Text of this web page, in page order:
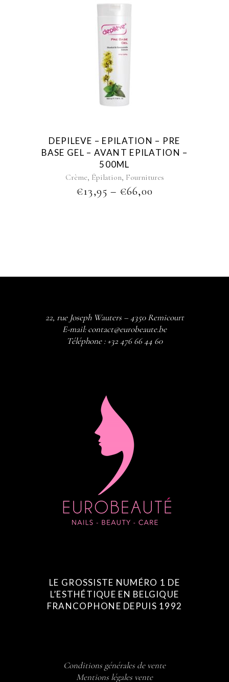
This
product
chosen
on
the
product
page
DEPILEVE – EPILATION – PRE
BASE GEL – AVANT EPILATION –
500ML
Crème, Épilation, Fournitures
€13,95 – €66,00PRICE
22, rue Joseph Wauters – 4350 Remicourt
E-mail:contact@eurobeaute.be
Téléphone :+32 476 66 44 60
LE GROSSISTE NUMÉRO 1 DE
L’ESTHÉTIQUE EN BELGIQUE
FRANCOPHONE DEPUIS 1992
Conditions générales de vente
Mentions légales vente